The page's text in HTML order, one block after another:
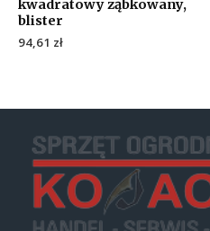
kwadratowy ząbkowany,
blister
94,61 zł